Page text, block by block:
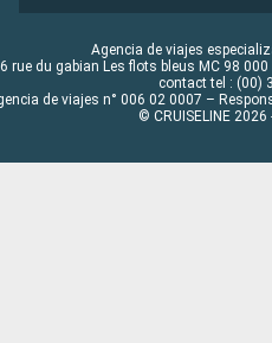
Agencia de viajes
rue du gabian Les flots bleus MC 98
contact tel : (00)
de viajes n° 006 02 0007 –
© CRUISELINE